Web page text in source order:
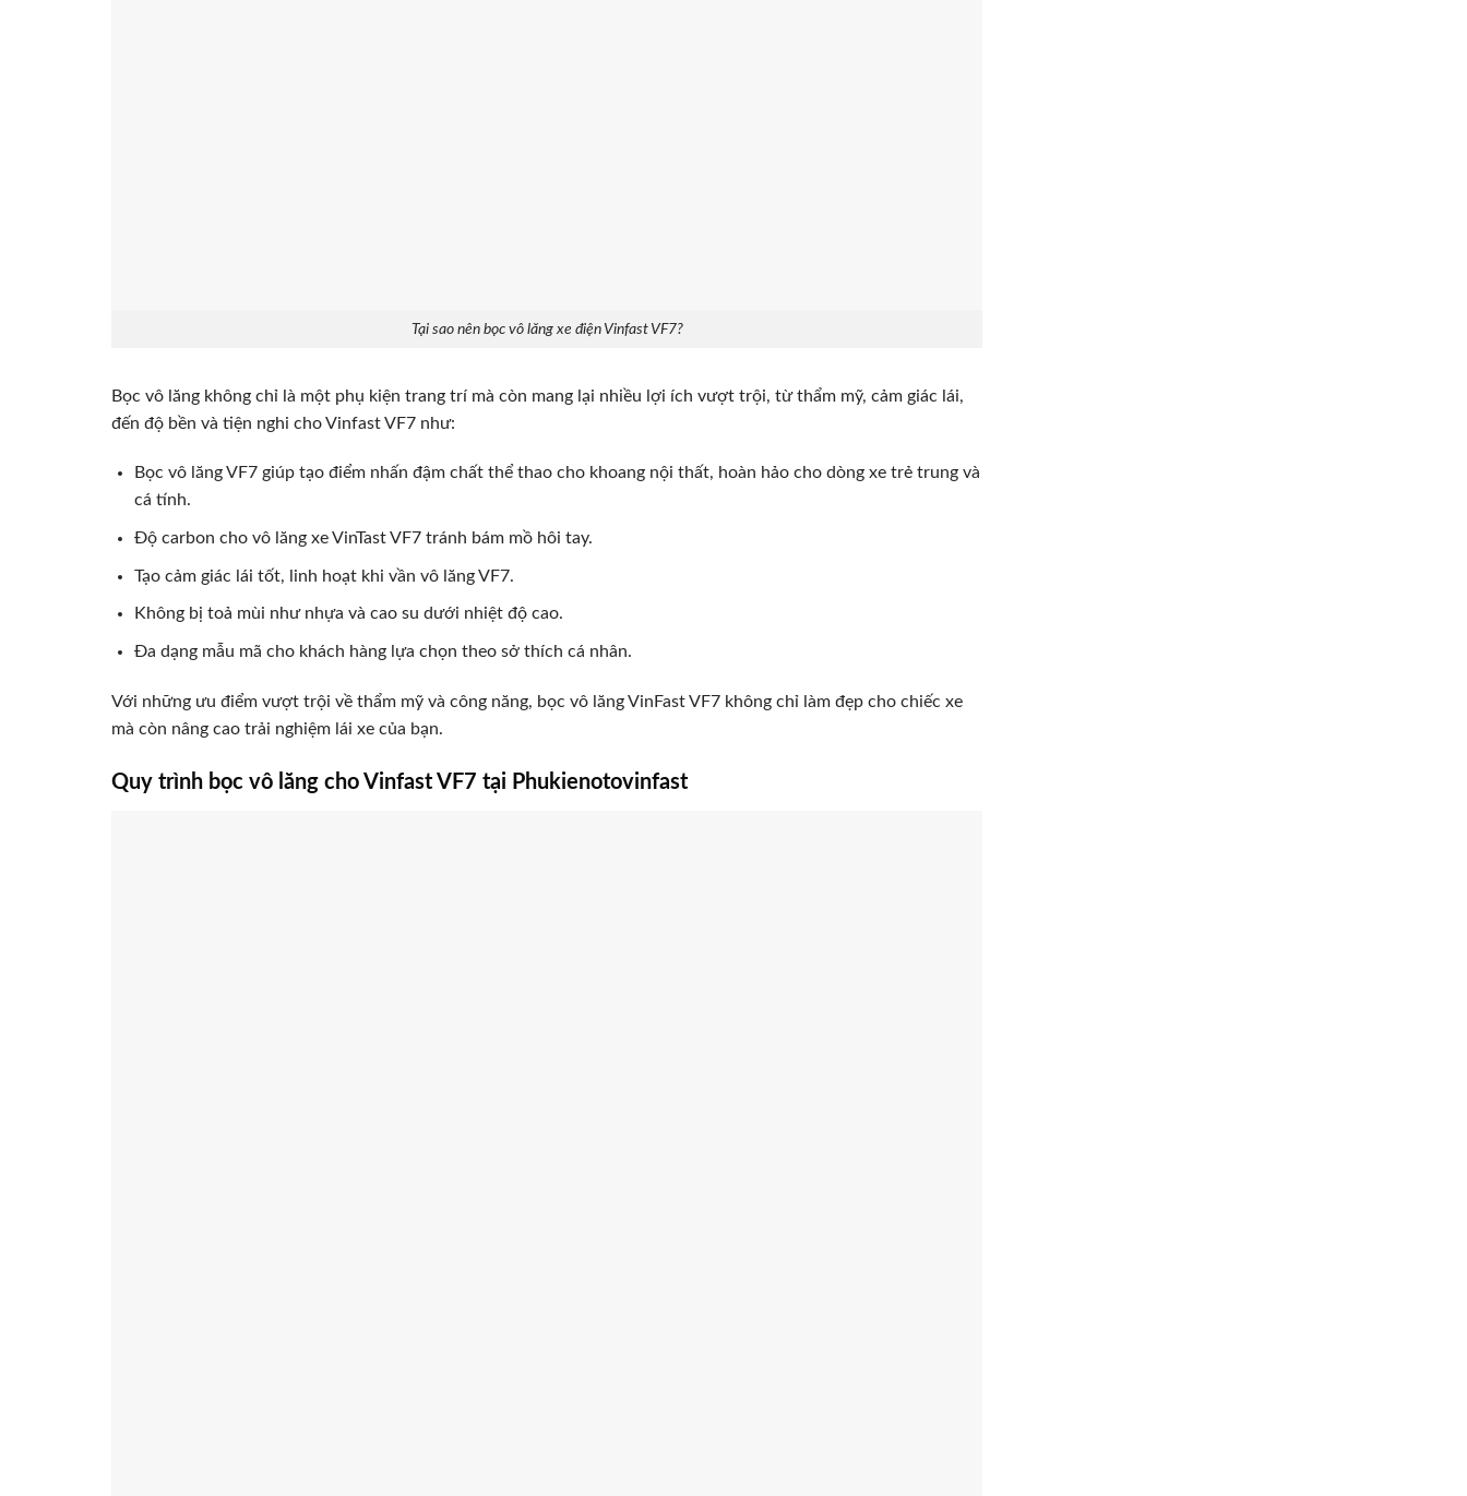
Tại sao nên bọc vô lăng xe điện Vinfast VF7?
Bọc vô lăng không chỉ là một phụ kiện trang trí mà còn mang lại nhiều lợi ích vượt trội, từ thẩm mỹ, cảm giác lái,
đến độ bền và tiện nghi cho Vinfast VF7 như:
Bọc vô lăng VF7 giúp tạo điểm nhấn đậm chất thể thao cho khoang nội thất, hoàn hảo cho dòng xe trẻ trung và
cá tính.
Độ carbon cho vô lăng xe VinTast VF7 tránh bám mồ hôi tay.
Tạo cảm giác lái tốt, linh hoạt khi vần vô lăng VF7.
Không bị toả mùi như nhựa và cao su dưới nhiệt độ cao.
Đa dạng mẫu mã cho khách hàng lựa chọn theo sở thích cá nhân.
Với những ưu điểm vượt trội về thẩm mỹ và công năng, bọc vô lăng VinFast VF7 không chỉ làm đẹp cho chiếc xe
mà còn nâng cao trải nghiệm lái xe của bạn.
Quy trình bọc vô lăng cho Vinfast VF7 tại Phukienotovinfast